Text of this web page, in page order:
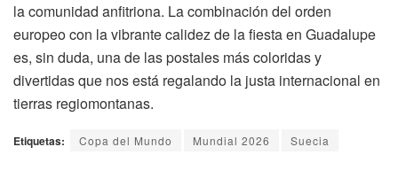
la comunidad anfitriona. La combinación del orden
europeo con la vibrante calidez de la fiesta en Guadalupe
es, sin duda, una de las postales más coloridas y
divertidas que nos está regalando la justa internacional en
tierras regiomontanas.
Etiquetas: Copa del Mundo Mundial 2026 Suecia